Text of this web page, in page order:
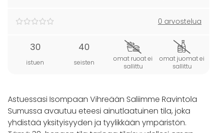
0 arvostelua
30
istuen
40
seisten
omat ruoat ei
sallittu
omat juomat ei
sallittu
Astuessasi Isompaan Vihreään Saliimme Ravintola
Sumussa avautuu eteesi ainutlaatuinen tila, joka
yhdistää yksityisyyden ja tyylikkään ympäristön.